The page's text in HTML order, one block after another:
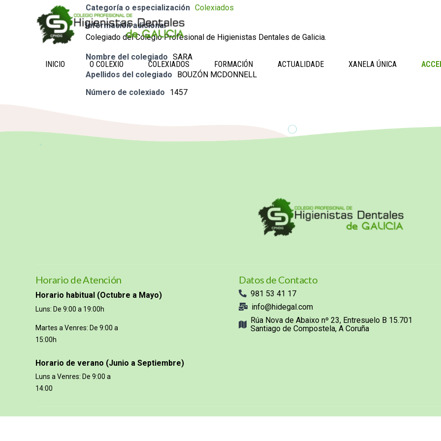
INICIO O COLEXIO COLEXIADOS FORMACIÓN ACTUALIDADE XANELA ÚNICA
Categoría o especialización Colexiados
Información adicional
Colegiado del Colegio Profesional de Higienistas Dentales de Galicia.
Nombre del colegiado SARA
Apellidos del colegiado
BOUZÓN MCDONNELL
Número de colexiado
1457
Horario de Atención
Horario habitual (Octubre a Mayo)
Luns: De 9:00 a 19:00h
Martes a Venres: De 9:00 a
15:00h
Horario de verano (Junio a Septiembre)
Luns a Venres: De 9:00 a
14:00
Datos de Contacto
981 53 41 17
info@hidegal.com
Rúa Nova de Abaixo nº 23, Entresuelo B 15.701
Santiago de Compostela, A Coruña